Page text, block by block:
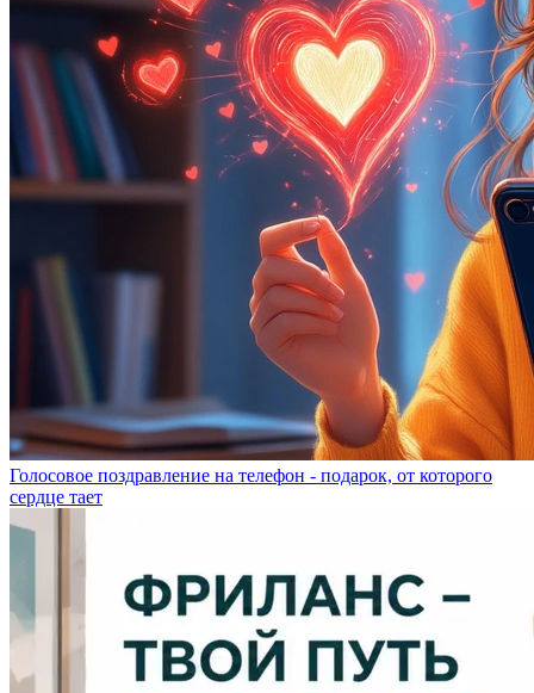
Голосовое поздравление на телефон - подарок, от которого
сердце тает